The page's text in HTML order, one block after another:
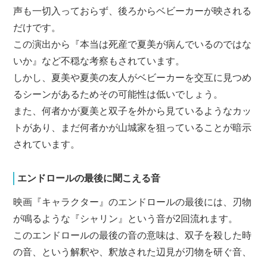
声も一切入っておらず、後ろからベビーカーが映される
だけです。
この演出から『本当は死産で夏美が病んでいるのではな
いか』など不穏な考察もされています。
しかし、夏美や夏美の友人がベビーカーを交互に見つめ
るシーンがあるためその可能性は低いでしょう。
また、何者かが夏美と双子を外から見ているようなカッ
トがあり、まだ何者かが山城家を狙っていることが暗示
されています。
エンドロールの最後に聞こえる音
映画『キャラクター』のエンドロールの最後には、刃物
が鳴るような『シャリン』という音が2回流れます。
このエンドロールの最後の音の意味は、双子を殺した時
の音、という解釈や、釈放された辺見が刃物を研ぐ音、